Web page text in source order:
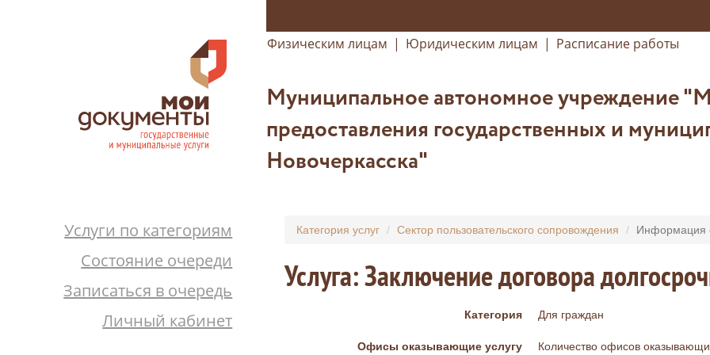
Физическим лицам | Юридическим лицам | Расписание работы
Муниципальное автономное учреждение
предоставления государственных и
Новочеркасска"
Услуги по категориям
Состояние очереди
Записаться в очередь
Личный кабинет
Категория услуг Сектор пользовательского сопровождения Информация
Услуга: Заключение договора
Категория Для граждан
Офисы оказывающие услугу Количество офисов